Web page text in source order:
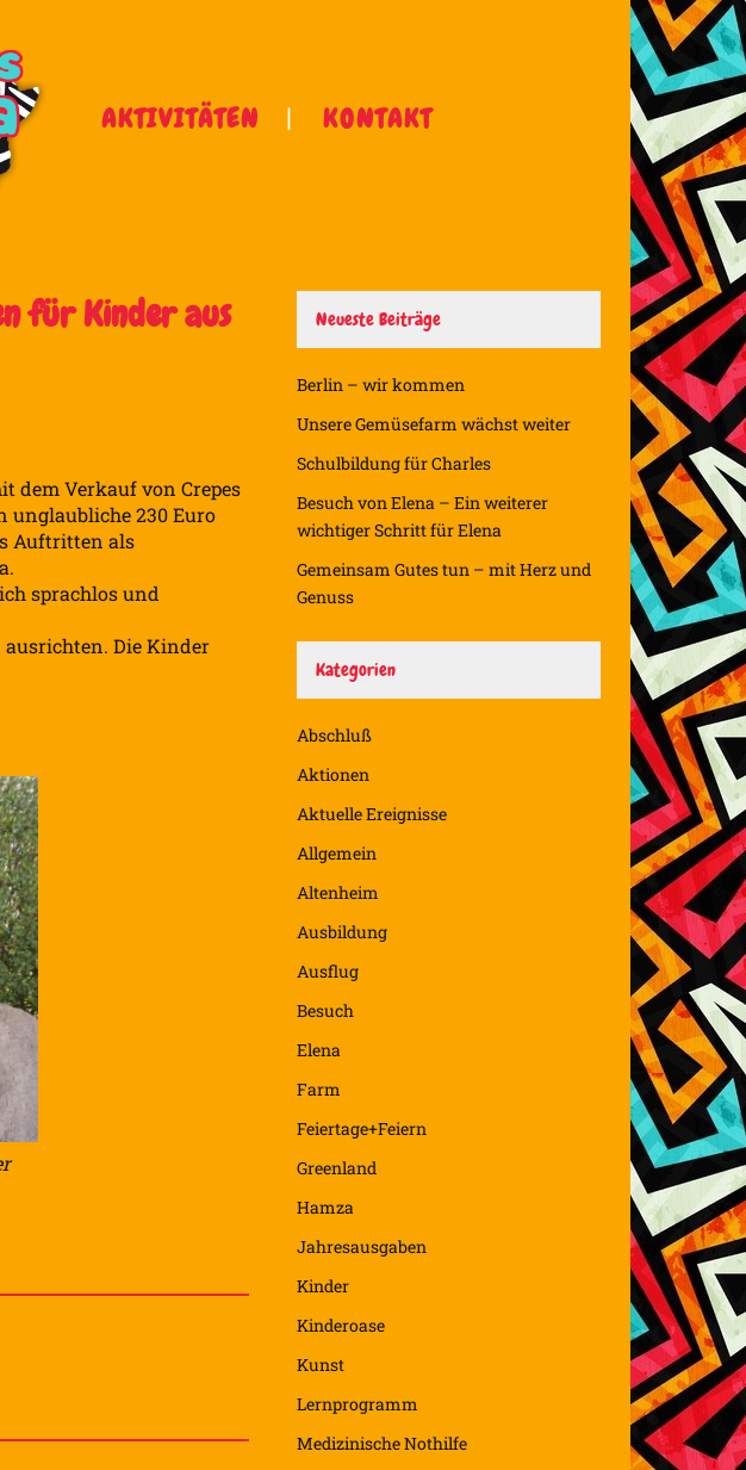
AKTIVITÄTEN KONTAKT
für Kinder aus
dem Verkauf von Crepes
unglaubliche 230 Euro
Auftritten als
sprachlos und
ausrichten. Die Kinder
Neueste Beiträge
Berlin – wir kommen
Unsere Gemüsefarm wächst weiter
Schulbildung für Charles
Besuch von Elena – Ein weiterer
wichtiger Schritt für Elena
Gemeinsam Gutes tun – mit Herz und
Genuss
Kategorien
Abschluß
Aktionen
Aktuelle Ereignisse
Allgemein
Altenheim
Ausbildung
Ausflug
Besuch
Elena
Farm
Feiertage+Feiern
Greenland
Hamza
Jahresausgaben
Kinder
Kinderoase
Kunst
Lernprogramm
Medizinische Nothilfe